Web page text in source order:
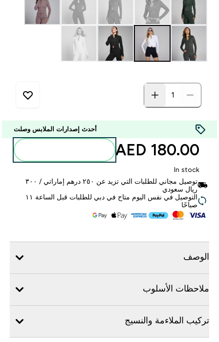
أحدث إصدارات الملابس وصلت
180.00 AED‎
In stock
توصيل مجاني للطلبات التي تزيد عن ٢٥٠ درهم إماراتي / ٣٠٠
ريال سعودي
التوصيل في نفس اليوم متاح في دبي للطلبات قبل الساعة ١١
صباحًا
الوصف
ملاحظات الأسلوب
تركيب الملاءمة والنسيج